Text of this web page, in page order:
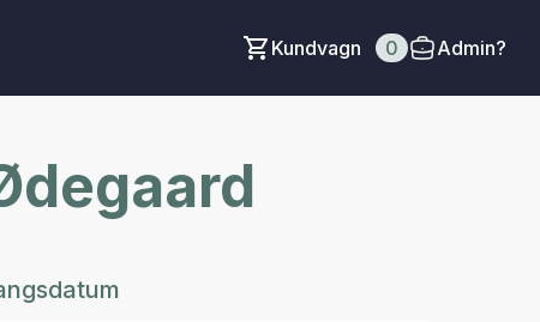
Kundvagn 0 Admin?